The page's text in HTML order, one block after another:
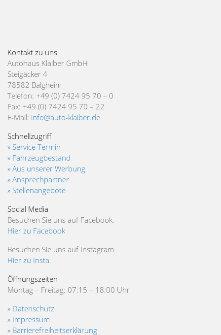
Kontakt zu uns
Autohaus Klaiber GmbH
Steigäcker 4
78582 Balgheim
Telefon: +49 (0) 7424 95 70 – 0
Fax: +49 (0) 7424 95 70 – 22
E-Mail: info@auto-klaiber.de
Schnellzugriff
» Service Termin
» Fahrzeugbestand
» Aus unserer Werbung
» Ansprechpartner
» Stellenangebote
Social Media
Besuchen Sie uns auf Facebook.
Hier zu Facebook
Besuchen Sie uns auf Instagram.
Hier zu Insta
Öffnungszeiten
Montag – Freitag: 07:15 – 18:00 Uhr
» Datenschutz
» Impressum
» Barrierefreiheitserklärung